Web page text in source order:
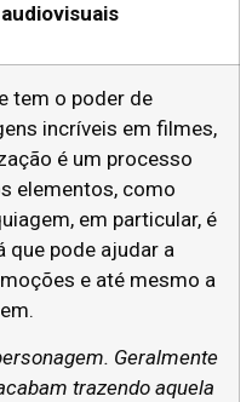
tem o poder de
incríveis em filmes,
é um processo
elementos, como
em particular, é
que pode ajudar a
e até mesmo a
Geralmente
trazendo aquela